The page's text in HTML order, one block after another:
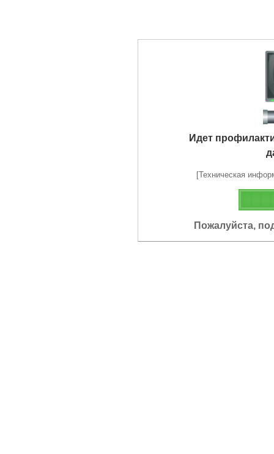
Идет
[Техническая
Пожалуйста,